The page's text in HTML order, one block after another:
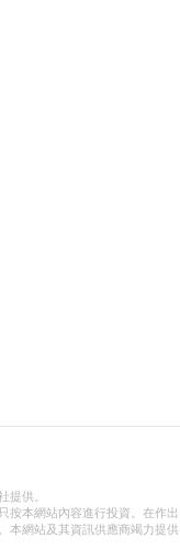
提供。
按本網站內容進行投資。在作出
本網站及其資訊供應商竭力提供